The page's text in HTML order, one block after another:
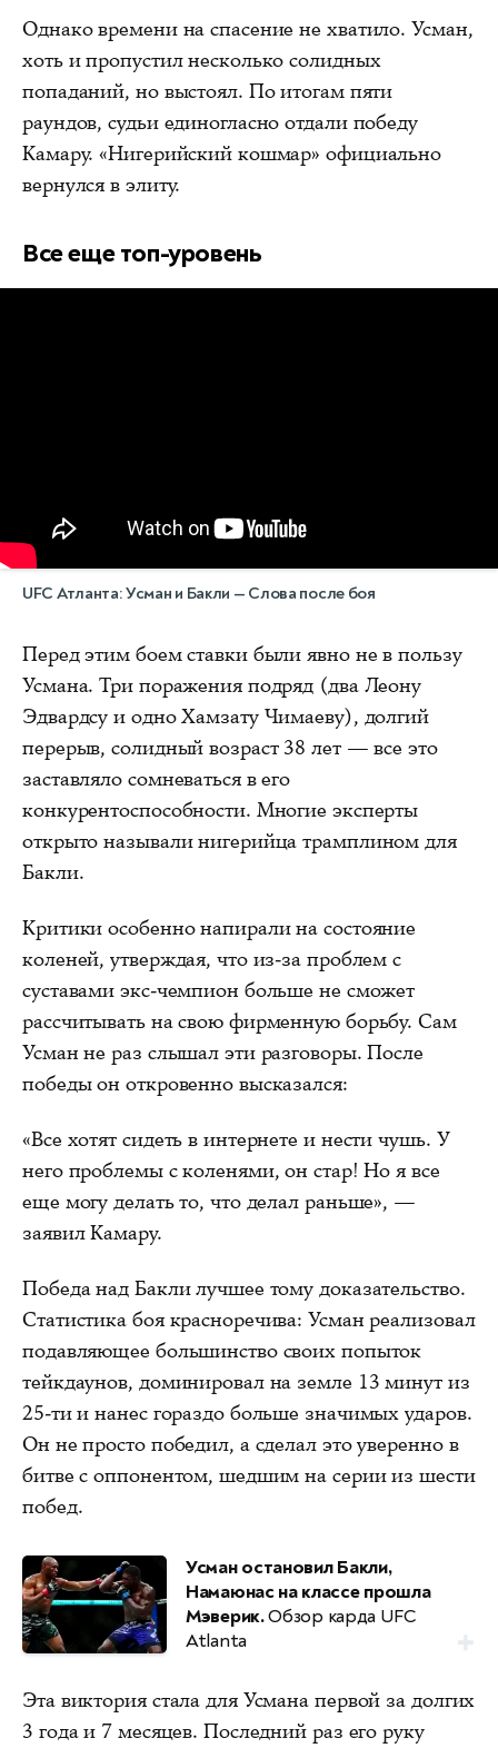
Однако времени на спасение не хватило. Усман,
хоть и пропустил несколько солидных
попаданий, но выстоял. По итогам пяти
раундов, судьи единогласно отдали победу
Камару. «Нигерийский кошмар» официально
вернулся в элиту.
Все еще топ-уровень
UFC Атланта: Усман и Бакли — Слова после боя
Перед этим боем ставки были явно не в пользу
Усмана. Три поражения подряд (два Леону
Эдвардсу и одно Хамзату Чимаеву), долгий
перерыв, солидный возраст 38 лет — все это
заставляло сомневаться в его
конкурентоспособности. Многие эксперты
открыто называли нигерийца трамплином для
Бакли.
Критики особенно напирали на состояние
коленей, утверждая, что из-за проблем с
суставами экс-чемпион больше не сможет
рассчитывать на свою фирменную борьбу. Сам
Усман не раз слышал эти разговоры. После
победы он откровенно высказался:
«Все хотят сидеть в интернете и нести чушь. У
него проблемы с коленями, он стар! Но я все
еще могу делать то, что делал раньше», —
заявил Камару.
Победа над Бакли лучшее тому доказательство.
Статистика боя красноречива: Усман реализовал
подавляющее большинство своих попыток
тейкдаунов, доминировал на земле 13 минут из
25-ти и нанес гораздо больше значимых ударов.
Он не просто победил, а сделал это уверенно в
битве с оппонентом, шедшим на серии из шести
побед.
Усман остановил Бакли,
Намаюнас на классе прошла
Мэверик.Обзор карда UFC
Atlanta
Эта виктория стала для Усмана первой за долгих
3 года и 7 месяцев. Последний раз его руку